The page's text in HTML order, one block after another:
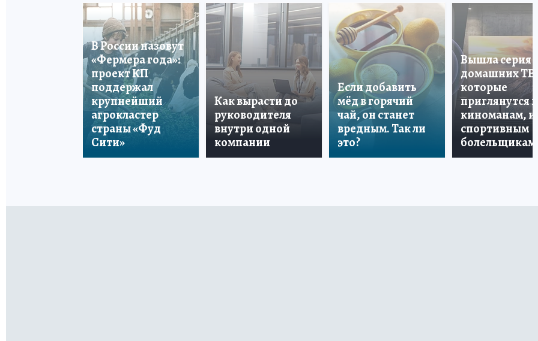
В России назовут
«Фермера года»:
проект КП
поддержал
крупнейший
агрокластер
страны «Фуд
Сити»
Как вырасти до
руководителя
внутри одной
компании
Если добавить
мёд в горячий
чай, он станет
вредным. Так ли
это?
Вышла серия
домашних ТВ,
которые
приглянутся и
киноманам, и
спортивным
болельщикам